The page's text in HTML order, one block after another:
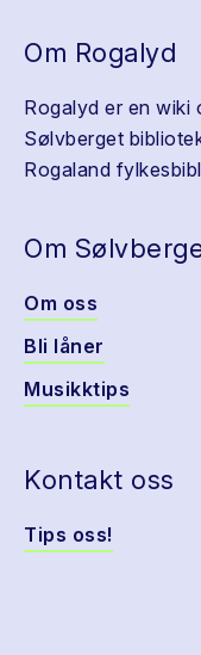
Om Rogalyd
Rogalyd er en wiki
Sølvberget
Rogaland
Om
Om oss
Bli låner
Musikktips
Kontakt oss
Tips oss!